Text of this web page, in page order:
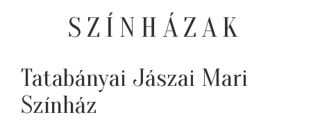
SZÍNHÁZAK
Tatabányai Jászai Mari
Színház